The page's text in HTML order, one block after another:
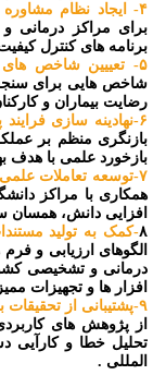
مراکز درمانی
های کنترل
هایی برای سنجش
بیماران و کارکنان.
منظم بر
علمی با هدف
با مراکز
دانش، همسان
-کمک به تولید
ارزیابی و فرم
و تشخیصی
ها و تجهیزات
پژوهش های کاربردی
خطا و کارآیی
.